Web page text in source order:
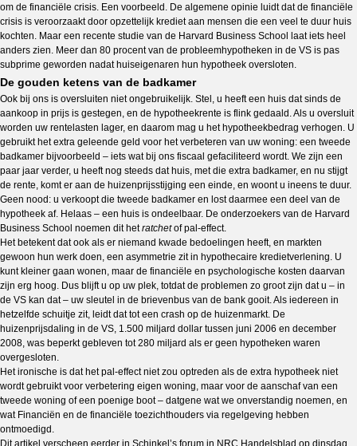
om de financiële crisis. Een voorbeeld. De algemene opinie luidt dat de financiële
crisis is veroorzaakt door opzettelijk krediet aan mensen die een veel te duur huis
kochten. Maar een recente studie van de Harvard Business School laat iets heel
anders zien. Meer dan 80 procent van de probleemhypotheken in de VS is pas
subprime geworden nadat huiseigenaren hun hypotheek oversloten.
De gouden ketens van de badkamer
Ook bij ons is oversluiten niet ongebruikelijk. Stel, u heeft een huis dat sinds de
aankoop in prijs is gestegen, en de hypotheekrente is flink gedaald. Als u oversluit
worden uw rentelasten lager, en daarom mag u het hypotheekbedrag verhogen. U
gebruikt het extra geleende geld voor het verbeteren van uw woning: een tweede
badkamer bijvoorbeeld – iets wat bij ons fiscaal gefaciliteerd wordt. We zijn een
paar jaar verder, u heeft nog steeds dat huis, met die extra badkamer, en nu stijgt
de rente, komt er aan de huizenprijsstijging een einde, en woont u ineens te duur.
Geen nood: u verkoopt die tweede badkamer en lost daarmee een deel van de
hypotheek af. Helaas – een huis is ondeelbaar. De onderzoekers van de Harvard
Business School noemen dit hetratchetof pal-effect.
Het betekent dat ook als er niemand kwade bedoelingen heeft, en markten
gewoon hun werk doen, een asymmetrie zit in hypothecaire kredietverlening. U
kunt kleiner gaan wonen, maar de financiële en psychologische kosten daarvan
zijn erg hoog. Dus blijft u op uw plek, totdat de problemen zo groot zijn dat u – in
de VS kan dat – uw sleutel in de brievenbus van de bank gooit. Als iedereen in
hetzelfde schuitje zit, leidt dat tot een crash op de huizenmarkt. De
huizenprijsdaling in de VS, 1.500 miljard dollar tussen juni 2006 en december
2008, was beperkt gebleven tot 280 miljard als er geen hypotheken waren
overgesloten.
Het ironische is dat het pal-effect niet zou optreden als de extra hypotheek niet
wordt gebruikt voor verbetering eigen woning, maar voor de aanschaf van een
tweede woning of een poenige boot – datgene wat we onverstandig noemen, en
wat Financiën en de financiële toezichthouders via regelgeving hebben
ontmoedigd.
Dit artikel verscheen eerder in Schinkel’s forum in NRC Handelsblad op dinsdag